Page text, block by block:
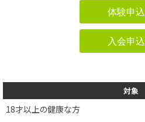
体験申
入会申
対象
18才以上の健康な方